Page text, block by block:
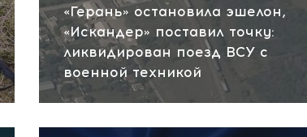
«Герань» остановила эшелон,
«Искандер» поставил точку:
ликвидирован поезд ВСУ с
военной техникой